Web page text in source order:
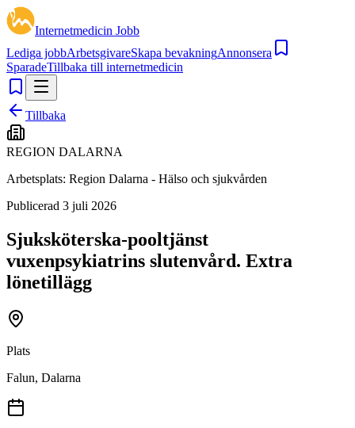
Internetmedicin Jobb
Lediga jobbArbetsgivareSkapa bevakningAnnonsera
SparadeTillbaka till internetmedicin
Tillbaka
REGION DALARNA
Arbetsplats: Region Dalarna - Hälso och sjukvården
Publicerad 3 juli 2026
Sjuksköterska-pooltjänst
vuxenpsykiatrins slutenvård. Extra
lönetillägg
Plats
Falun, Dalarna